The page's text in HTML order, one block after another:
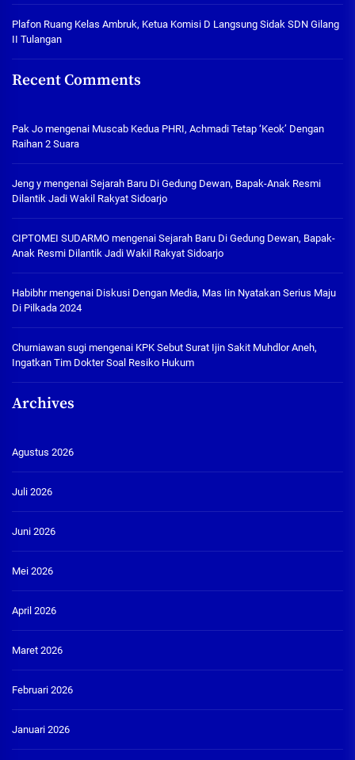
Plafon Ruang Kelas Ambruk, Ketua Komisi D Langsung Sidak SDN Gilang
II Tulangan
Recent Comments
Pak Jo mengenai Muscab Kedua PHRI, Achmadi Tetap ‘Keok’ Dengan
Raihan 2 Suara
Jeng y mengenai Sejarah Baru Di Gedung Dewan, Bapak-Anak Resmi
Dilantik Jadi Wakil Rakyat Sidoarjo
CIPTOMEI SUDARMO mengenai Sejarah Baru Di Gedung Dewan, Bapak-
Anak Resmi Dilantik Jadi Wakil Rakyat Sidoarjo
Habibhrmengenai Diskusi Dengan Media, Mas Iin Nyatakan Serius Maju
Di Pilkada 2024
Churniawan sugi mengenai KPK Sebut Surat Ijin Sakit Muhdlor Aneh,
Ingatkan Tim Dokter Soal Resiko Hukum
Archives
Agustus 2026
Juli 2026
Juni 2026
Mei 2026
April 2026
Maret 2026
Februari 2026
Januari 2026